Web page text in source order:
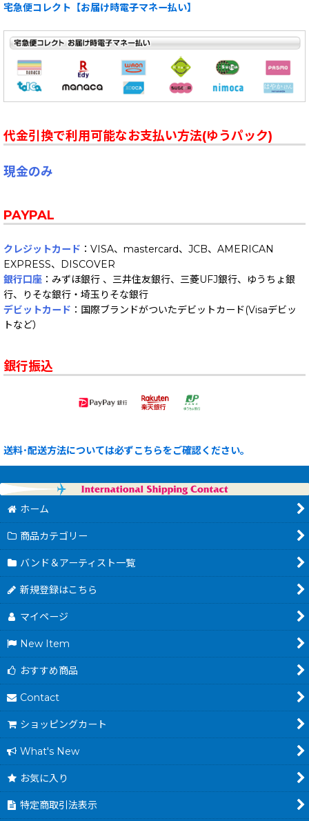
宅急便コレクト【お届け時電子マネー払い】
代金引換で利用可能なお支払い方法(ゆうパック)
現金のみ
PAYPAL
クレジットカード ：VISA、mastercard、JCB、AMERICAN
EXPRESS、DISCOVER
銀行口座 ：みずほ銀行 、三井住友銀行、三菱UFJ銀行、ゆうちょ銀
行、りそな銀行・埼玉りそな銀行
デビットカード ：国際ブランドがついたデビットカード(Visaデビッ
トなど）
銀行振込
送料･配送方法については必ずこちらをご確認ください。
ホーム
商品カテゴリー
バンド＆アーティスト一覧
新規登録はこちら
マイページ
New Item
おすすめ商品
Contact
ショッピングカート
What's New
お気に入り
特定商取引法表示